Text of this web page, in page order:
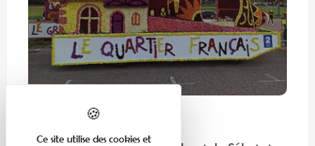
En famille
Ce site utilise des cookies et